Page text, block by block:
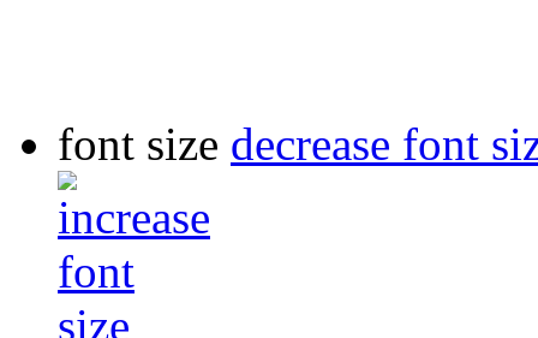
font size decrease font